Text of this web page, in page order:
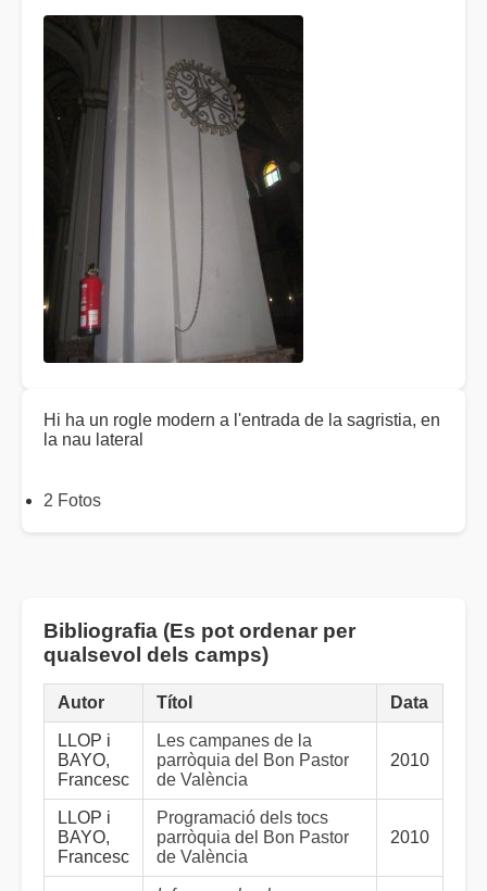
Hi ha un rogle modern a l'entrada de la sagristia, en
la nau lateral
2 Fotos
Bibliografia (Es pot ordenar per
qualsevol dels camps)
Autor Títol Data
LLOP i
BAYO,
Francesc
Les campanes de la
parròquia del Bon Pastor
de València
2010
LLOP i
BAYO,
Francesc
Programació dels tocs
parròquia del Bon Pastor
de València
2010